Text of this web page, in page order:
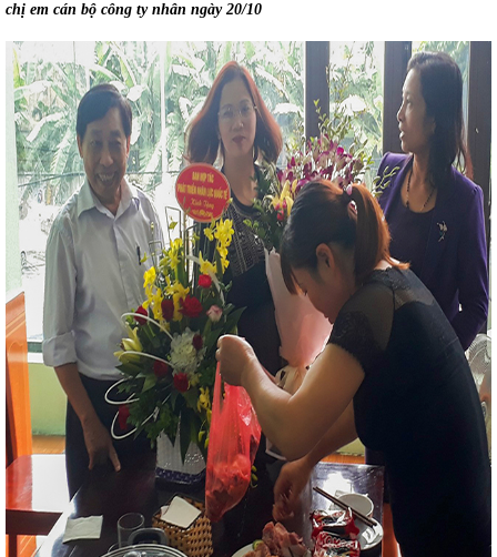
chị em cán bộ công ty nhân ngày 20/10